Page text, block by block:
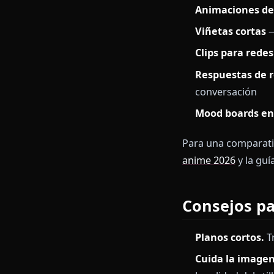
prompt o
Exporta.
El ciclo
Casos
Viñetas
Clips para